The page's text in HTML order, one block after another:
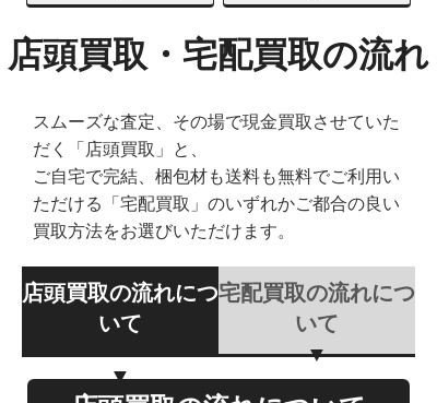
店頭買取・宅配買取の流れ
スムーズな査定、その場で現金買取させていた
だく「店頭買取」と、
ご自宅で完結、梱包材も送料も無料でご利用い
ただける「宅配買取」のいずれかご都合の良い
買取方法をお選びいただけます。
店頭買取の流れにつ
いて
宅配買取の流れにつ
いて